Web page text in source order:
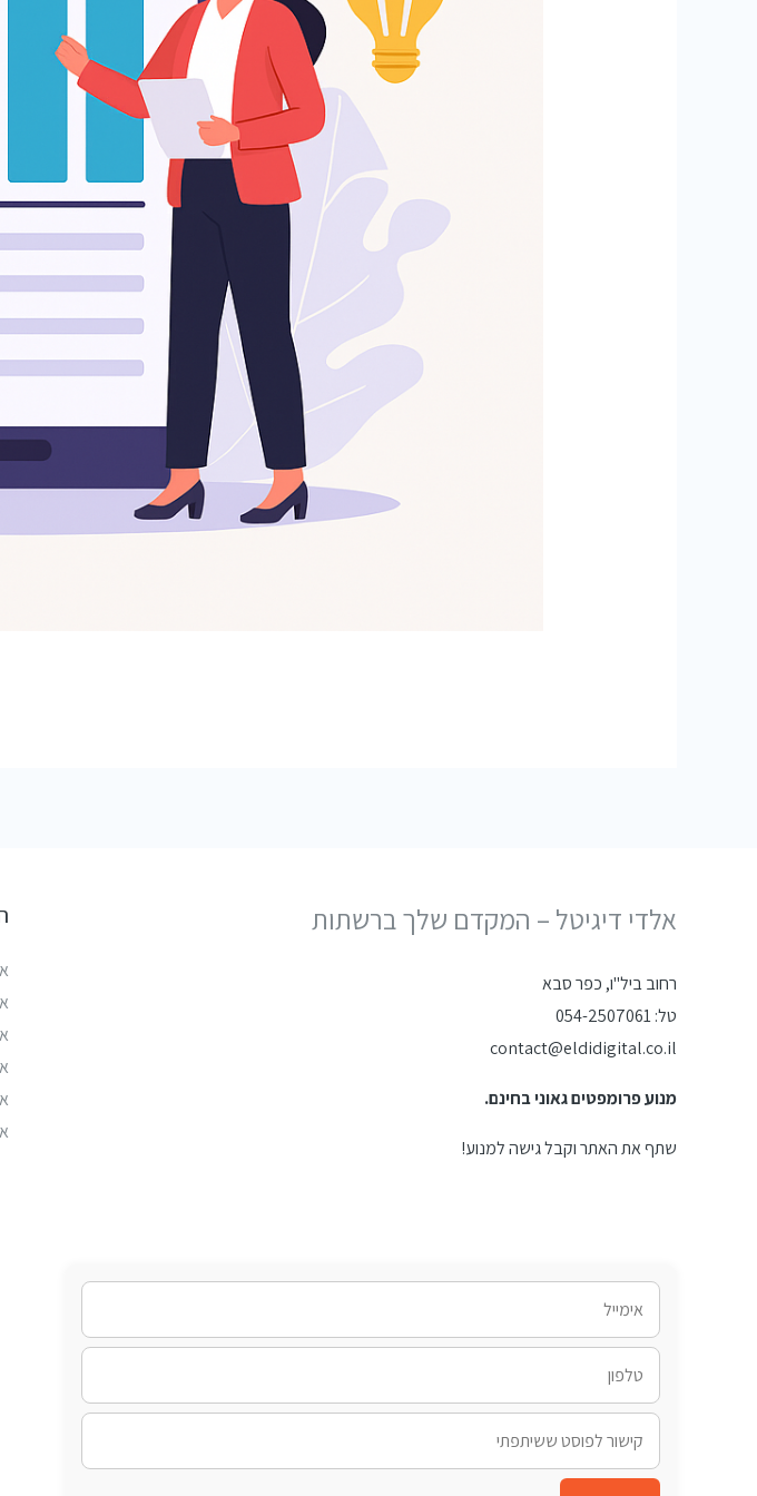
אלדי דיגיטל – המקדם שלך ברשתות
רחוב ביל"ו, כפר סבא
טל: 054-2507061
contact@eldidigital.co.il
מנוע פרומפטים גאוני בחינם.
שתף את האתר וקבל גישה למנוע!